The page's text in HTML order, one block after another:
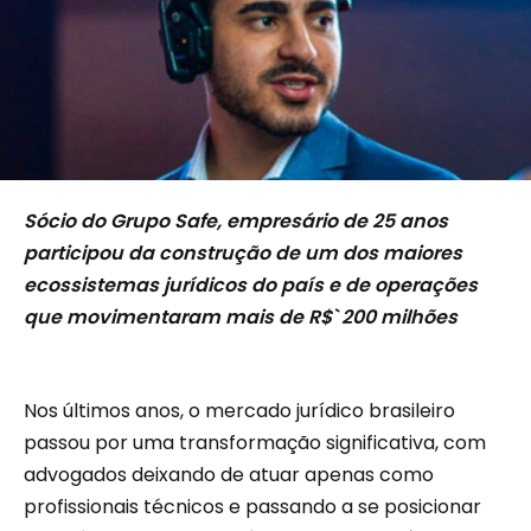
Sócio do Grupo Safe, empresário de 25 anos
participou da construção de um dos maiores
ecossistemas jurídicos do país e de operações
que movimentaram mais de R$` 200 milhões
Nos últimos anos, o mercado jurídico brasileiro
passou por uma transformação significativa, com
advogados deixando de atuar apenas como
profissionais técnicos e passando a se posicionar